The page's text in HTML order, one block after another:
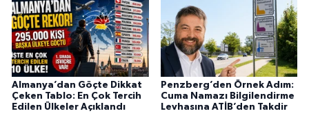
Almanya’dan Göçte Dikkat
Çeken Tablo: En Çok Tercih
Edilen Ülkeler Açıklandı
Penzberg’den Örnek Adım:
Cuma Namazı Bilgilendirme
Levhasına ATİB’den Takdir